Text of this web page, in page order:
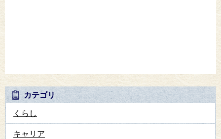
カテゴリ
くらし
キャリア